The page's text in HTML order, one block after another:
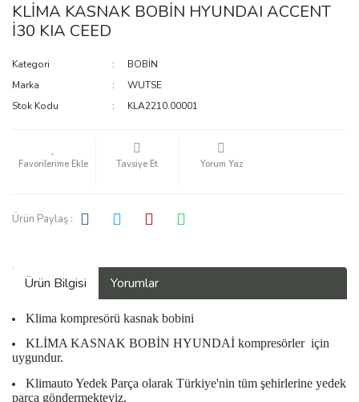
KLİMA KASNAK BOBİN HYUNDAI ACCENT
İ30 KIA CEED
Kategori
BOBİN
Marka
WUTSE
Stok Kodu
KLA2210.00001
Tavsiye Et Yorum Yaz
Ürün Paylaş :
Ürün Bilgisi Yorumlar
Klima kompresörü kasnak bobini
KLİMA KASNAK BOBİN HYUNDAİ kompresörler için
uygundur.
Klimauto Yedek Parça olarak Türkiye'nin tüm şehirlerine yedek
parça göndermekteyiz.